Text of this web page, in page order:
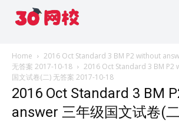
Home
2016 Oct Standard 3 BM P2 without
无答案 2017-10-18
2016 Oct Standard 3 BM P2
国文试卷(二) 无答案 2017-10-18
2016 Oct Standard 3 BM
answer 三年级国文试卷(